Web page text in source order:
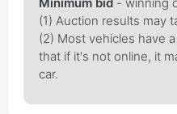
(1) Auction results may
(2) Most vehicles have
that if it's not online, it
car.